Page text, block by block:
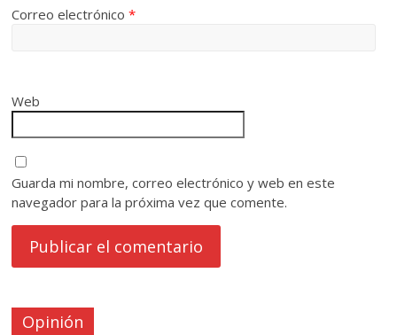
Correo electrónico*
Web
Guarda mi nombre, correo electrónico y web en este
navegador para la próxima vez que comente.
Opinión